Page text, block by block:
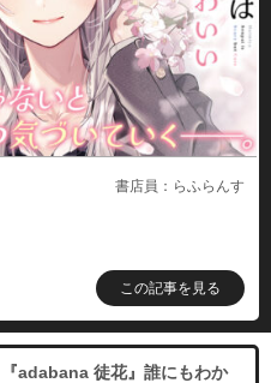
書店員：らふらんす
この記事を見る
『adabana 徒花』誰にもわか